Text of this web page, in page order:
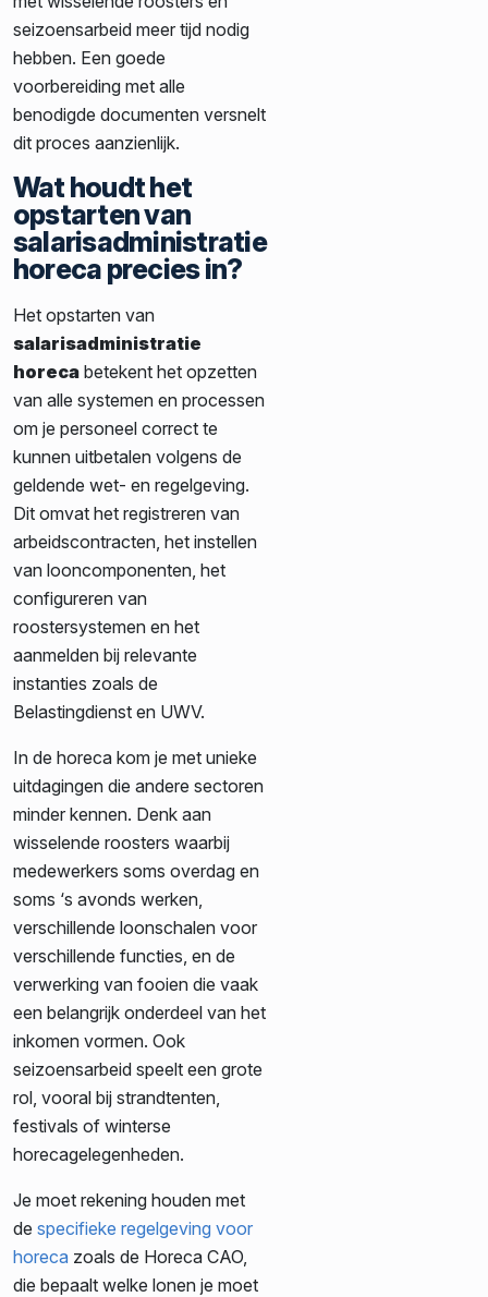
seizoensarbeid meer tijd nodig
hebben. Een goede
voorbereiding met alle
benodigde documenten versnelt
dit proces aanzienlijk.
Wat houdt het
opstarten van
salarisadministratie
horeca precies in?
Het opstarten van
salarisadministratie
horeca betekent het opzetten
van alle systemen en processen
om je personeel correct te
kunnen uitbetalen volgens de
geldende wet- en regelgeving.
Dit omvat het registreren van
arbeidscontracten, het instellen
van looncomponenten, het
configureren van
roostersystemen en het
aanmelden bij relevante
instanties zoals de
Belastingdienst en UWV.
In de horeca kom je met unieke
uitdagingen die andere sectoren
minder kennen. Denk aan
wisselende roosters waarbij
medewerkers soms overdag en
soms ‘s avonds werken,
verschillende loonschalen voor
verschillende functies, en de
verwerking van fooien die vaak
een belangrijk onderdeel van het
inkomen vormen. Ook
seizoensarbeid speelt een grote
rol, vooral bij strandtenten,
festivals of winterse
horecagelegenheden.
Je moet rekening houden met
de specifieke regelgeving voor
horeca zoals de Horeca CAO,
die bepaalt welke lonen je moet